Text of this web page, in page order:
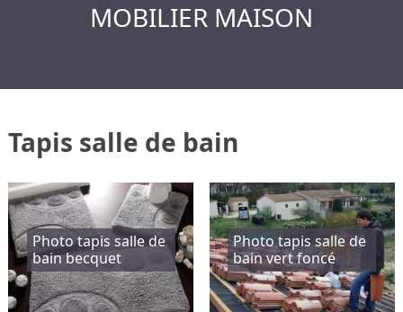
MOBILIER MAISON
Tapis salle de bain
Photo tapis salle de
bain becquet
Photo tapis salle de
bain vert foncé